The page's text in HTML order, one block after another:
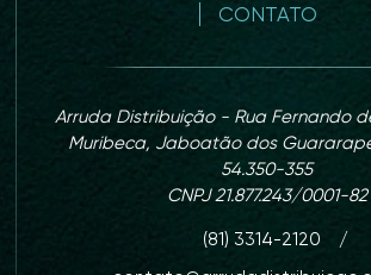
CONTATO
Arruda Distribuição - Rua Fernando
Muribeca, Jaboatão dos
54.350-355
CNPJ 21.877.243/0001-82
(81) 3314-2120
/